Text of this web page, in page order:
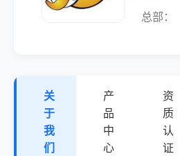
总部：
关
于
我
们
产
品
中
心
资
质
认
证